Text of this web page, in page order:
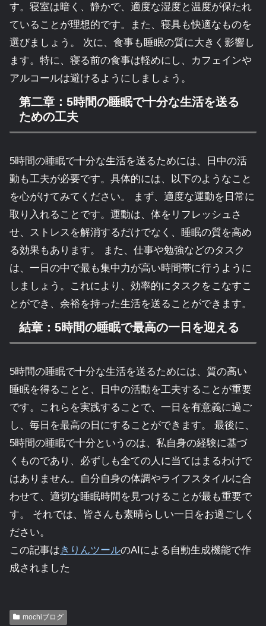
す。寝室は暗く、静かで、適度な湿度と温度が保たれ
ていることが理想的です。また、寝具も快適なものを
選びましょう。 次に、食事も睡眠の質に大きく影響し
ます。特に、寝る前の食事は軽めにし、カフェインや
アルコールは避けるようにしましょう。
第二章：5時間の睡眠で十分な生活を送る
ための工夫
5時間の睡眠で十分な生活を送るためには、日中の活
動も工夫が必要です。具体的には、以下のようなこと
を心がけてみてください。 まず、適度な運動を日常に
取り入れることです。運動は、体をリフレッシュさ
せ、ストレスを解消するだけでなく、睡眠の質を高め
る効果もあります。 また、仕事や勉強などのタスク
は、一日の中で最も集中力が高い時間帯に行うように
しましょう。これにより、効率的にタスクをこなすこ
とができ、余裕を持った生活を送ることができます。
結章：5時間の睡眠で最高の一日を迎える
5時間の睡眠で十分な生活を送るためには、質の高い
睡眠を得ることと、日中の活動を工夫することが重要
です。これらを実践することで、一日を有意義に過ご
し、毎日を最高の日にすることができます。 最後に、
5時間の睡眠で十分というのは、私自身の経験に基づ
くものであり、必ずしも全ての人に当てはまるわけで
はありません。自分自身の体調やライフスタイルに合
わせて、適切な睡眠時間を見つけることが最も重要で
す。 それでは、皆さんも素晴らしい一日をお過ごしく
ださい。
この記事はきりんツールのAIによる自動生成機能で作
成されました
mochiブログ